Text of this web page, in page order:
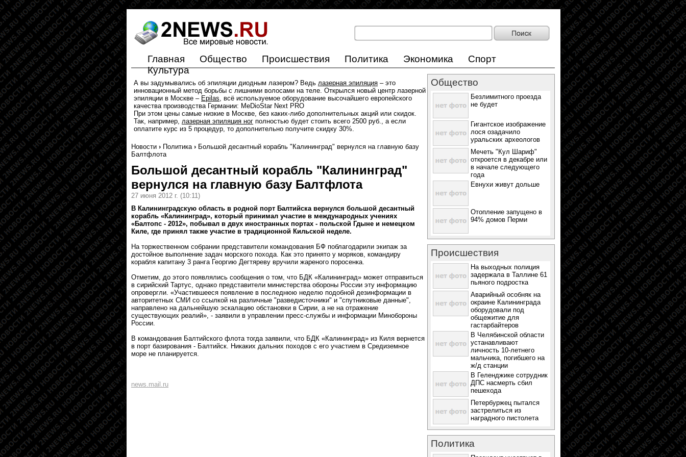
Главная Общество Происшествия Политика Экономика
Спорт
Культура
А вы задумывались об эпиляции диодным лазером? Ведь лазерная эпиляция – это
инновационный метод борьбы с лишними волосами на теле. Открылся новый центр лазерной
эпиляции в Москве – Epilas, всё используемое оборудование высочайшего европейского
качества производства Германии: MeDioStar Next PRO
При этом цены самые низкие в Москве, без каких-либо дополнительных акций или скидок.
Так, например, лазерная эпиляция ног полностью будет стоить всего 2500 руб., а если
оплатите курс из 5 процедур, то дополнительно получите скидку 30%.
Новости › Политика › Большой десантный корабль "Калининград" вернулся на главную базу
Балтфлота
Большой десантный корабль "Калининград"
вернулся на главную базу Балтфлота
27 июня 2012 г. (10:11)
В Калининградскую область в родной порт Балтийска вернулся большой десантный
корабль «Калининград», который принимал участие в международных учениях
«Балтопс - 2012», побывал в двух иностранных портах - польской Гдыне и немецком
Киле, где принял также участие в традиционной Кильской неделе.
На торжественном собрании представители командования БФ поблагодарили экипаж за
достойное выполнение задач морского похода. Как это принято у моряков, командиру
корабля капитану 3 ранга Георгию Дегтяреву вручили жареного поросенка.
Отметим, до этого появлялись сообщения о том, что БДК «Калининград» может отправиться
в сирийский Тартус, однако представители министерства обороны России эту информацию
опровергли. «Участившееся появление в последнюю неделю подобной дезинформации в
авторитетных СМИ со ссылкой на различные "разведисточники" и "спутниковые данные",
направлено на дальнейшую эскалацию обстановки в Сирии, а не на отражение
существующих реалий», - заявили в управлении пресс-службы и информации Минобороны
России.
В командования Балтийского флота тогда заявили, что БДК «Калининград» из Киля вернется
в порт базирования - Балтийск. Никаких дальних походов с его участием в Средиземное
море не планируется.
news.mail.ru
Общество
Безлимитного проезда
не будет
Гигантское изображение
лося озадачило
уральских археологов
Мечеть "Кул Шариф"
откроется в декабре или
в начале следующего
года
Евнухи живут дольше
Отопление запущено в
94% домов Перми
Происшествия
На выходных полиция
задержала в Таллине 61
пьяного подростка
Аварийный особняк на
окраине Калининграда
оборудовали под
общежитие для
гастарбайтеров
В Челябинской области
устанавливают
личность 10-летнего
мальчика, погибшего на
ж/д станции
В Геленджике сотрудник
ДПС насмерть сбил
пешехода
Петербуржец пытался
застрелиться из
наградного пистолета
Политика